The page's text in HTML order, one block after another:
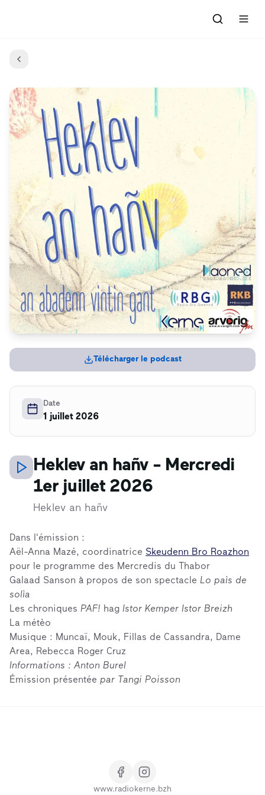
Émissions
Par épisodes
Grille des programmes
L'association
Adhérer
Contact
Télécharger le podcast
Date
1 juillet 2026
Heklev an hañv - Mercredi
1er juillet 2026
Heklev an hañv
Dans l'émission :
Aël-Anna Mazé, coordinatrice Skeudenn Bro Roazhon
pour le programme des Mercredis du Thabor
Galaad Sanson à propos de son spectacle Lo paìs de
solìa
Les chroniques PAF! hag Istor Kemper Istor Breizh
La métèo
Musique : Muncaï, Mouk, Fillas de Cassandra, Dame
Area, Rebecca Roger Cruz
Informations : Anton Burel
Émission présentée par Tangi Poisson
www.radiokerne.bzh